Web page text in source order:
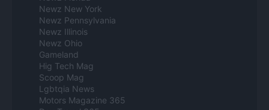
Newz New York
Newz Pennsylvania
Newz Illinois
Newz Ohio
Gameland
Hig Tech Mag
Scoop Mag
Lgbtqia News
Motors Magazine 365